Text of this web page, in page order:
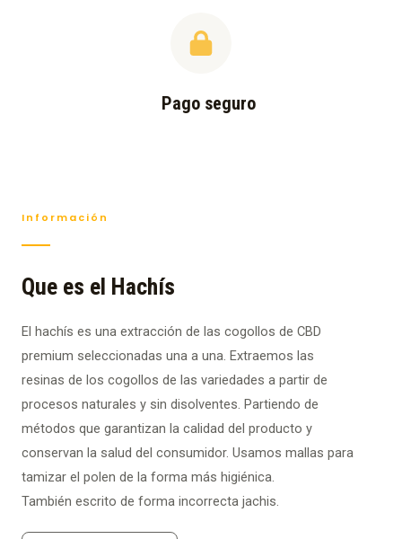
Pago seguro
Información
Que es el Hachís
El hachís es una extracción de las cogollos de CBD
premium seleccionadas una a una. Extraemos las
resinas de los cogollos de las variedades a partir de
procesos naturales y sin disolventes. Partiendo de
métodos que garantizan la calidad del producto y
conservan la salud del consumidor. Usamos mallas para
tamizar el polen de la forma más higiénica.
También escrito de forma incorrecta jachis.